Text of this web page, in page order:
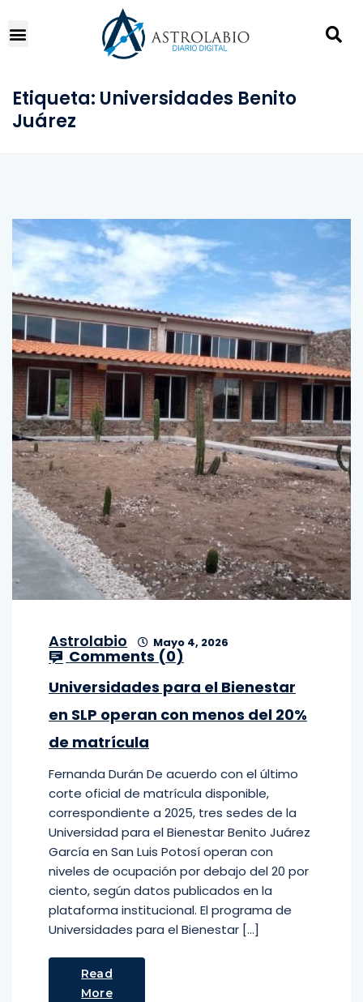
Etiqueta: Universidades Benito
Juárez
Astrolabio Mayo 4, 2026
Comments (0)
Universidades para el Bienestar
en SLP operan con menos del 20%
de matrícula
Fernanda Durán De acuerdo con el último
corte oficial de matrícula disponible,
correspondiente a 2025, tres sedes de la
Universidad para el Bienestar Benito Juárez
García en San Luis Potosí operan con
niveles de ocupación por debajo del 20 por
ciento, según datos publicados en la
plataforma institucional. El programa de
Universidades para el Bienestar […]
Read
More